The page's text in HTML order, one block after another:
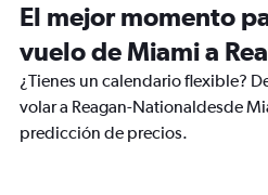
El mejor momento
vuelo de Miami a
¿Tienes un calendario flexible?
volar a Reagan-Nationaldesde
predicción de precios.